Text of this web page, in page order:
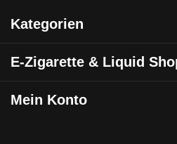
Kategorien
E-Zigarette & Liquid
Mein Konto